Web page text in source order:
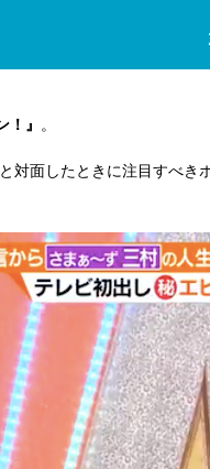
』 。
対面したときに注目すべき